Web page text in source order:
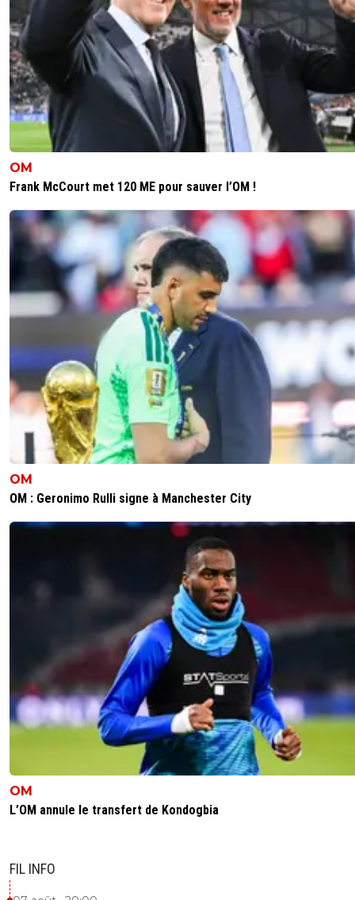
OM
Frank McCourt met 120 ME pour sauver l’OM !
OM
OM : Geronimo Rulli signe à Manchester City
OM
L’OM annule le transfert de Kondogbia
FIL INFO